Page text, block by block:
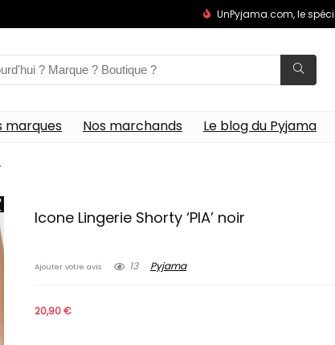
UnPyjama.com, le
marques Nos marchands Le blog du Pyjama
Icone Lingerie Shorty ‘PIA’ noir
Ajouter votre avis 13 Pyjama
20,90€